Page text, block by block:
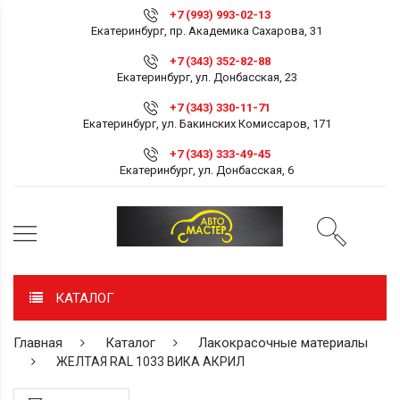
+7 (993) 993-02-13
Екатеринбург, пр. Академика Сахарова, 31
+7 (343) 352-82-88
Екатеринбург, ул. Донбасская, 23
+7 (343) 330-11-71
Екатеринбург, ул. Бакинских Комиссаров, 171
+7 (343) 333-49-45
Екатеринбург, ул. Донбасская, 6
КАТАЛОГ
Главная Каталог Лакокрасочные материалы
ЖЕЛТАЯ RAL 1033 ВИКА АКРИЛ